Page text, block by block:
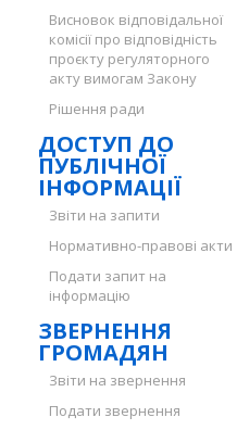
Висновок відповідальної
комісії про відповідність
проєкту регуляторного
акту вимогам Закону
Рішення ради
ДОСТУП ДО
ПУБЛІЧНОЇ
ІНФОРМАЦІЇ
Звіти на запити
Нормативно-правові акти
Подати запит на
інформацію
ЗВЕРНЕННЯ
ГРОМАДЯН
Звіти на звернення
Подати звернення